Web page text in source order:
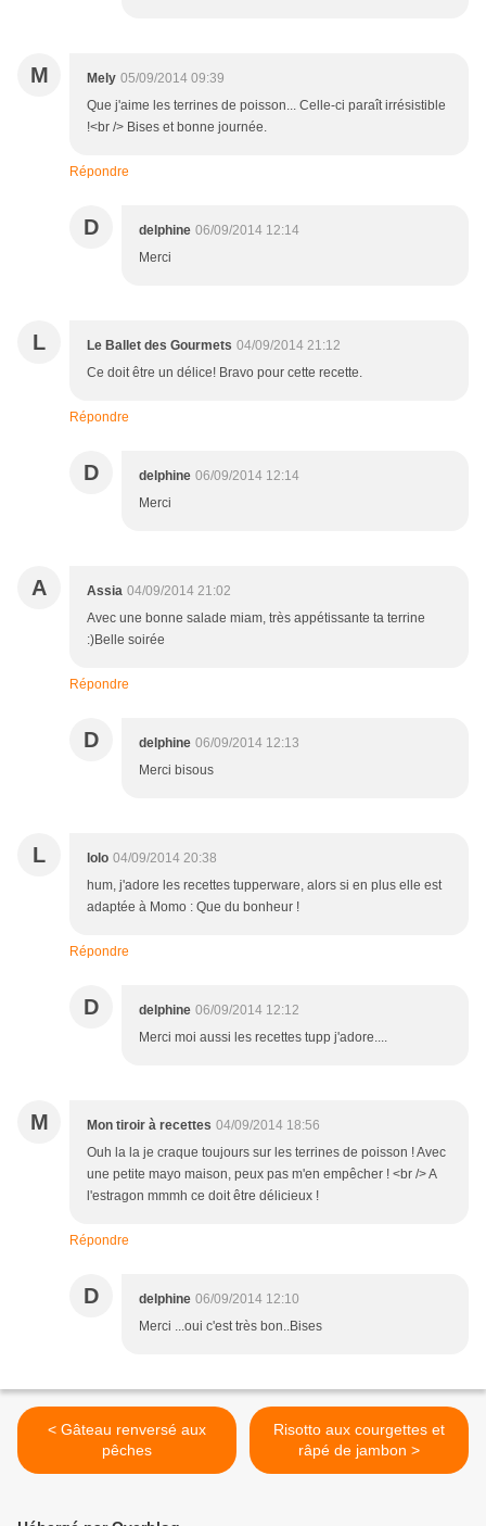
M Mely 05/09/2014 09:39
Que j'aime les terrines de poisson... Celle-ci paraît irrésistible
!<br /> Bises et bonne journée.
Répondre
D delphine 06/09/2014 12:14
Merci
L Le Ballet des Gourmets 04/09/2014 21:12
Ce doit être un délice! Bravo pour cette recette.
Répondre
D delphine 06/09/2014 12:14
Merci
A Assia 04/09/2014 21:02
Avec une bonne salade miam, très appétissante ta terrine
:)Belle soirée
Répondre
D delphine 06/09/2014 12:13
Merci bisous
L lolo 04/09/2014 20:38
hum, j'adore les recettes tupperware, alors si en plus elle est
adaptée à Momo : Que du bonheur !
Répondre
D delphine 06/09/2014 12:12
Merci moi aussi les recettes tupp j'adore....
M Mon tiroir à recettes 04/09/2014 18:56
Ouh la la je craque toujours sur les terrines de poisson ! Avec
une petite mayo maison, peux pas m'en empêcher ! <br /> A
l'estragon mmmh ce doit être délicieux !
Répondre
D delphine 06/09/2014 12:10
Merci ...oui c'est très bon..Bises
< Gâteau renversé aux
pêches
Risotto aux courgettes et
râpé de jambon >